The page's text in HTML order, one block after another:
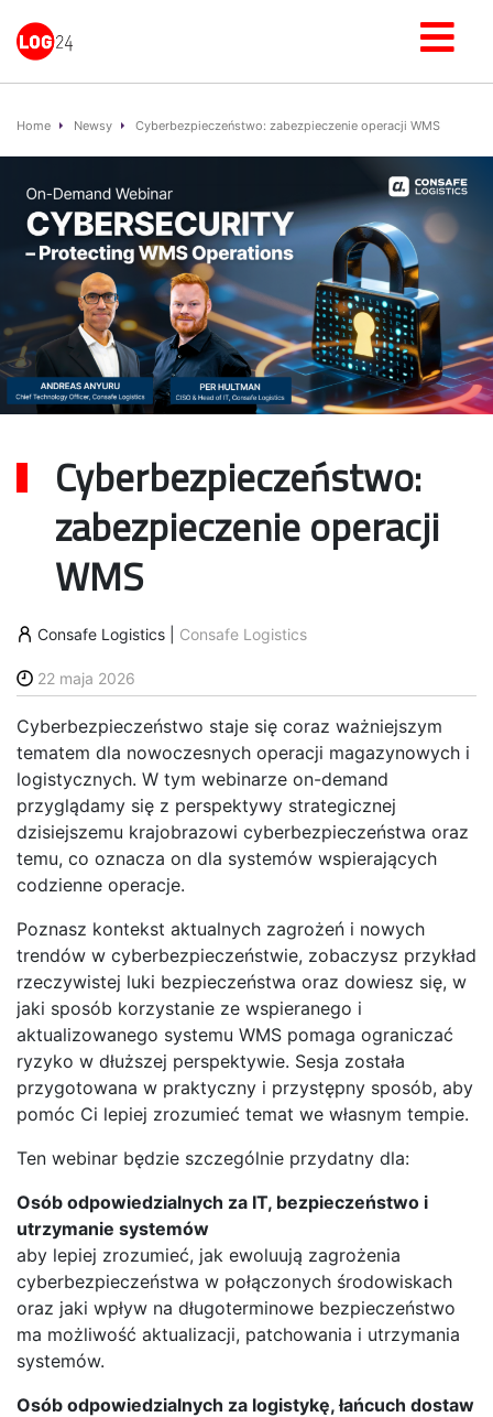
Home Newsy Cyberbezpieczeństwo: zabezpieczenie operacji WMS
Cyberbezpieczeństwo:
zabezpieczenie operacji
WMS
Consafe Logistics Consafe Logistics
22 maja 2026
Cyberbezpieczeństwo staje się coraz ważniejszym
tematem dla nowoczesnych operacji magazynowych i
logistycznych. W tym webinarze on-demand
przyglądamy się z perspektywy strategicznej
dzisiejszemu krajobrazowi cyberbezpieczeństwa oraz
temu, co oznacza on dla systemów wspierających
codzienne operacje.
Poznasz kontekst aktualnych zagrożeń i nowych
trendów w cyberbezpieczeństwie, zobaczysz przykład
rzeczywistej luki bezpieczeństwa oraz dowiesz się, w
jaki sposób korzystanie ze wspieranego i
aktualizowanego systemu WMS pomaga ograniczać
ryzyko w dłuższej perspektywie. Sesja została
przygotowana w praktyczny i przystępny sposób, aby
pomóc Ci lepiej zrozumieć temat we własnym tempie.
Ten webinar będzie szczególnie przydatny dla:
Osób odpowiedzialnych za IT, bezpieczeństwo i
utrzymanie systemów
aby lepiej zrozumieć, jak ewoluują zagrożenia
cyberbezpieczeństwa w połączonych środowiskach
oraz jaki wpływ na długoterminowe bezpieczeństwo
ma możliwość aktualizacji, patchowania i utrzymania
systemów.
Osób odpowiedzialnych za logistykę, łańcuch dostaw